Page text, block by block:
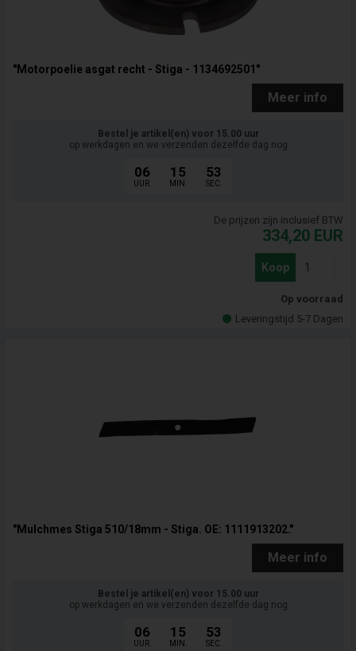
"Motorpoelie asgat recht - Stiga - 1134692501"
Meer info
Bestel je artikel(en) voor 15.00 uur
op werkdagen en we verzenden dezelfde dag nog
06
UUR.
15
MIN.
52
SEC.
De prijzen zijn inclusief BTW
334,20 EUR
Koop
Op voorraad
Leveringstijd 5-7 Dagen
"Mulchmes Stiga 510/18mm - Stiga. OE: 1111913202."
Meer info
Bestel je artikel(en) voor 15.00 uur
op werkdagen en we verzenden dezelfde dag nog
06
UUR.
15
MIN.
52
SEC.